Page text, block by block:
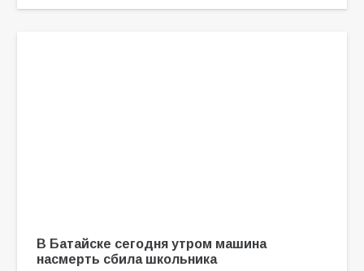
В Батайске сегодня утром машина
насмерть сбила школьника